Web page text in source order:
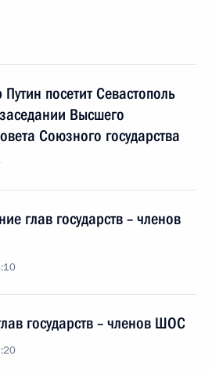
посетит Севастополь
Высшего
Союзного государства
глав государств – членов
государств – членов ШОС